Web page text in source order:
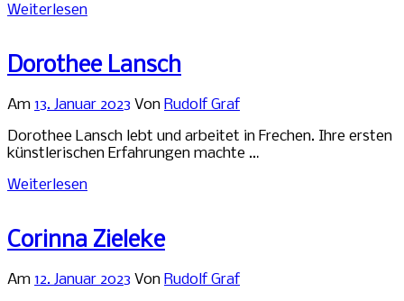
Weiterlesen
Dorothee Lansch
Am 13. Januar 2023 Von Rudolf Graf
Dorothee Lansch lebt und arbeitet in Frechen. Ihre ersten
künstlerischen Erfahrungen machte …
Weiterlesen
Corinna Zieleke
Am 12. Januar 2023 Von Rudolf Graf